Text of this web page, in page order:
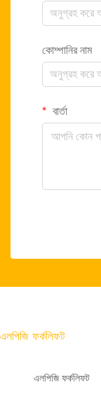
কোম্পানির নাম
বার্তা
এলপিজি ফর্কলিফট
এলপিজি ফর্কলিফট